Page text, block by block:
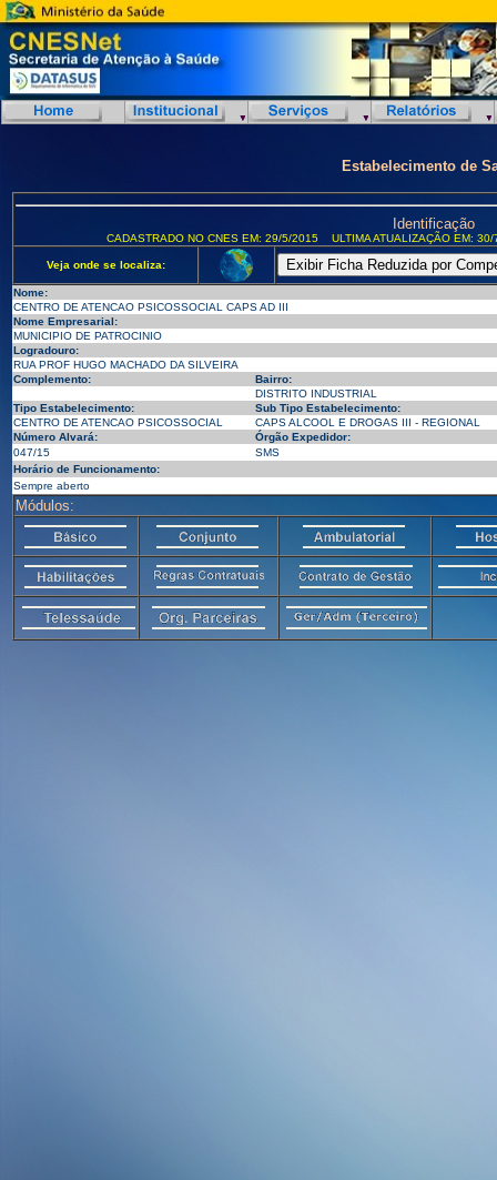
Estabelecimento de
Identificação
CADASTRADO NO CNES EM: 29/5/2015 ULTIMA ATUALIZAÇÃO EM:
Veja onde se localiza:
Nome:
CENTRO DE ATENCAO PSICOSSOCIAL CAPS AD III
Nome Empresarial:
MUNICIPIO DE PATROCINIO
Logradouro:
RUA PROF HUGO MACHADO DA SILVEIRA
Complemento:
Bairro:
DISTRITO INDUSTRIAL
Tipo Estabelecimento:
Sub Tipo Estabelecimento:
CENTRO DE ATENCAO PSICOSSOCIAL
CAPS ALCOOL E DROGAS III - REGIONAL
Número Alvará:
Órgão Expedidor:
047/15
SMS
Horário de Funcionamento:
Sempre aberto
Módulos: